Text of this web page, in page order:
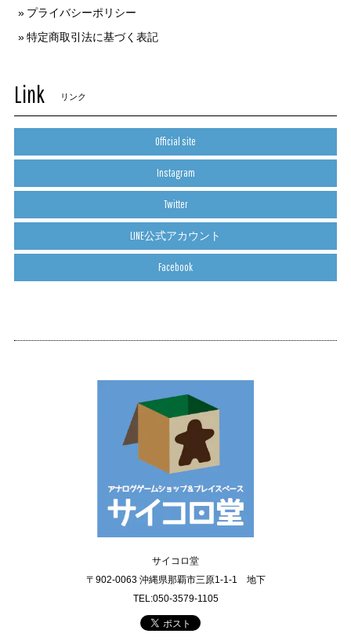
プライバシーポリシー
特定商取引法に基づく表記
Link リンク
Official site
Instagram
Twitter
LINE公式アカウント
Facebook
サイコロ堂
〒902-0063 沖縄県那覇市三原1-1-1 地下
TEL:050-3579-1105